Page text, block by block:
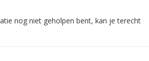
nog niet geholpen bent, kan je terecht